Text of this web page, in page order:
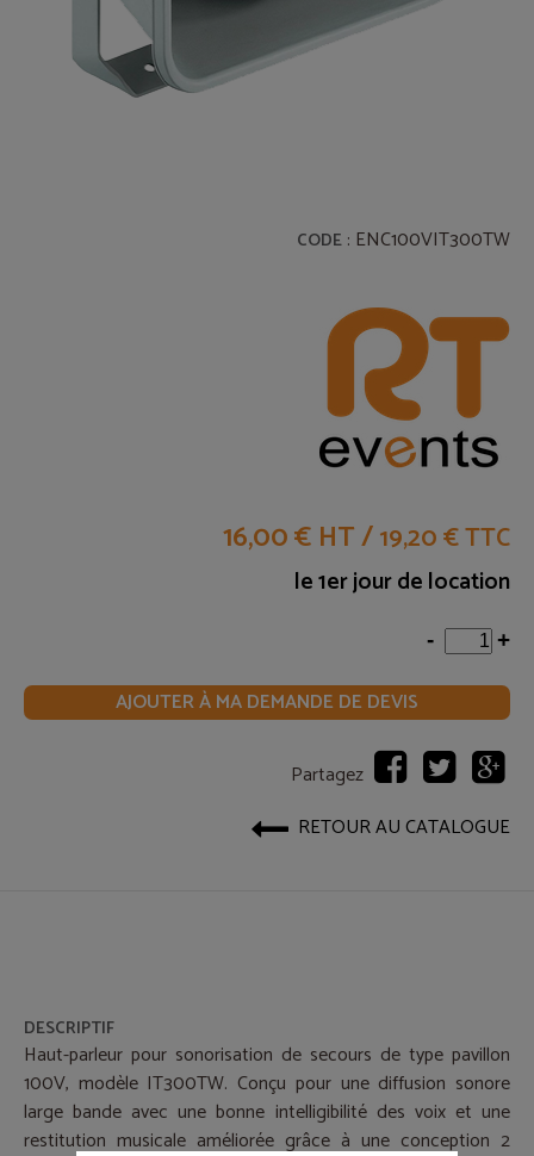
CODE : ENC100VIT300TW
16,00 € HT/19,20 € TTC
le 1er jour de location
- +
AJOUTER À MA DEMANDE DE DEVIS
Partagez
RETOUR AU CATALOGUE
DESCRIPTIF
Haut-parleur pour sonorisation de secours de type pavillon
100V, modèle IT300TW. Conçu pour une diffusion sonore
large bande avec une bonne intelligibilité des voix et une
restitution musicale améliorée grâce à une conception 2